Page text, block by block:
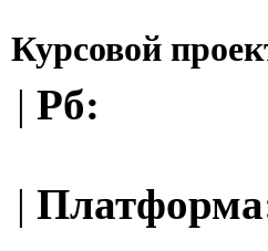
Курсовой
| Рб:
|